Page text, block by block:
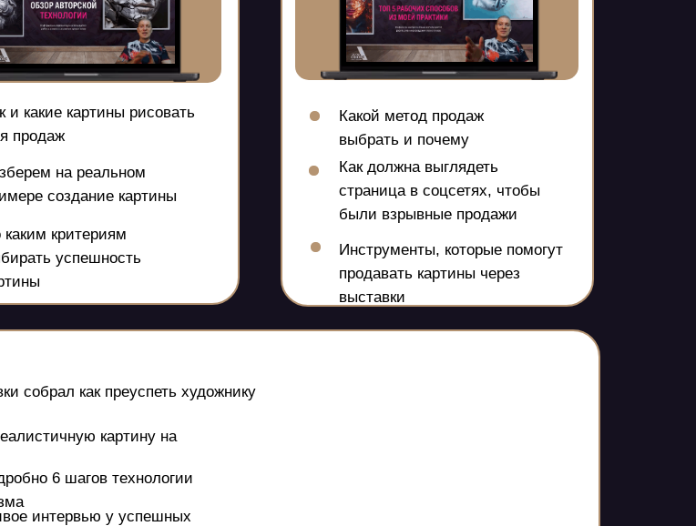
собрал как преуспеть художнику
интервью у успешных
6 шагов технологии
картину на
Как должна выглядеть
страница в соцсетях, чтобы
были взрывные продажи
Какой метод продаж
выбрать и почему
Инструменты, которые помогут
продавать картины через
выставки
и какие картины рисовать
продаж
на реальном
создание картины
каким критериям
успешность